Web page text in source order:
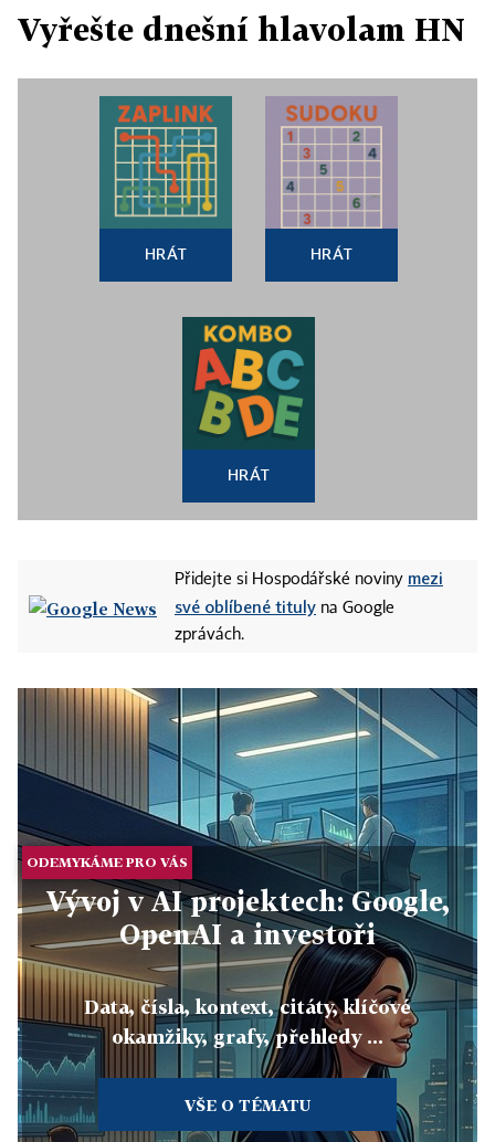
Vyřešte dnešní hlavolam HN
HRÁT HRÁT
HRÁT
Přidejte si Hospodářské noviny mezi
své oblíbené tituly na Google
zprávách.
ODEMYKÁME PRO VÁS
Vývoj v AI projektech: Google,
OpenAI a investoři
Data, čísla, kontext, citáty, klíčové
okamžiky, grafy, přehledy ...
VŠE O TÉMATU